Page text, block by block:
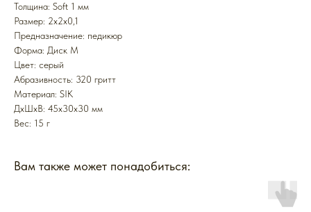
Толщина: Soft 1 мм
Размер: 2x2x0,1
Предназначение: педикюр
Форма: Диск M
Цвет: серый
Абразивность: 320 гритт
Mатериал: SIK
ДxШxВ: 45x30x30 мм
Вес: 15 г
Вам также может понадобиться: